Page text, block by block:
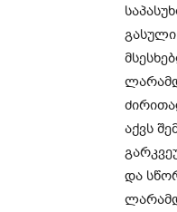
აქვს
და